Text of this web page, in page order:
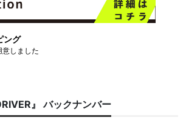
ング
しました
』 バックナンバー